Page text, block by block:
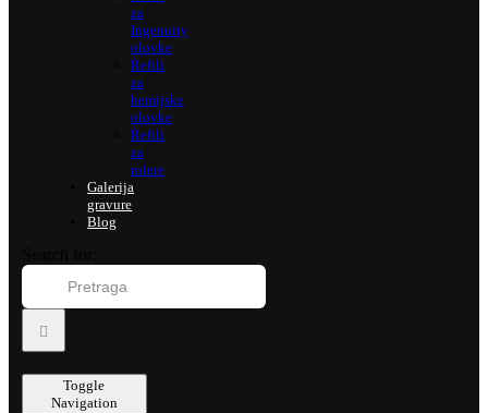
za
Ingenuity
olovke
Refili
za
hemijske
olovke
Refili
za
rolere
Galerija
gravure
Blog
Toggle
Navigation